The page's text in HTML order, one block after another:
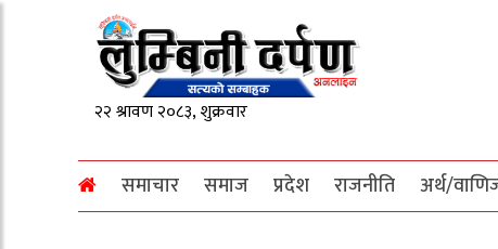
समाचार समाज प्रदेश राजनीति अर्थ/